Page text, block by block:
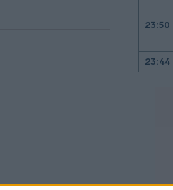
23:50
23:44